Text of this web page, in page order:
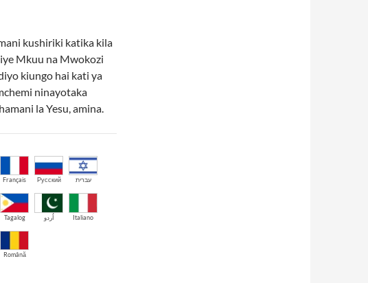
kushiriki katika kila
Mkuu na Mwokozi
kiungo hai kati ya
ninayotaka
la Yesu, amina.
Français Русский עברית
Tagalog اُردو Italiano
Română